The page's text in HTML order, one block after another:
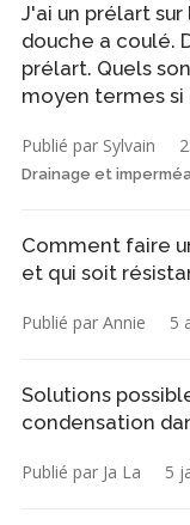
J'ai un prélart
douche a coulé.
prélart. Quels
moyen termes si
Publié par Sylvain
Drainage et
Comment faire
et qui soit
Publié par Annie 5
Solutions
condensation
Publié par Ja La 5